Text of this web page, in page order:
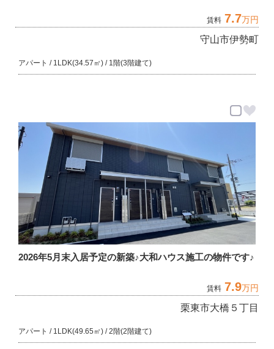
守山市伊勢町
賃料 7.7万円
アパート / 1LDK(34.57㎡) / 1階(3階建て)
2026年5月末入居予定の新築♪大和ハウス施工の物件です♪
栗東市大橋５丁目
賃料 7.9万円
アパート / 1LDK(49.65㎡) / 2階(2階建て)